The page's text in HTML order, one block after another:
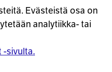
Evästeistä osa on
analytiikka- tai
-sivulta.